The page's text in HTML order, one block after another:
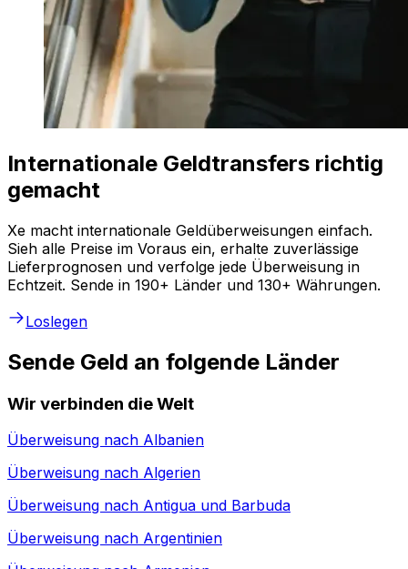
Internationale Geldtransfers richtig
gemacht
Xe macht internationale Geldüberweisungen einfach.
Sieh alle Preise im Voraus ein, erhalte zuverlässige
Lieferprognosen und verfolge jede Überweisung in
Echtzeit. Sende in 190+ Länder und 130+ Währungen.
Loslegen
Sende Geld an folgende Länder
Wir verbinden die Welt
Überweisung nach Albanien
Überweisung nach Algerien
Überweisung nach Antigua und Barbuda
Überweisung nach Argentinien